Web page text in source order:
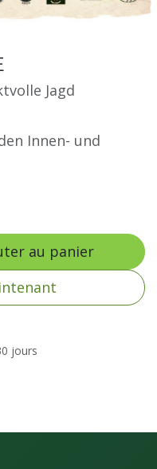
Jagd
Innen- und
au panier
jours